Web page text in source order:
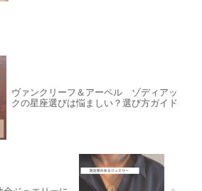
ヴァンクリーフ＆アーペル ゾディアッ
クの星座選びは悩ましい？選び方ガイド